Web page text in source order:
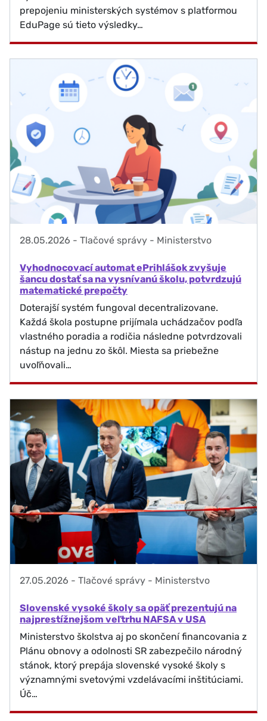
prepojeniu ministerských systémov s platformou
EduPage sú tieto výsledky…
28.05.2026 - Tlačové správy - Ministerstvo
Vyhodnocovací automat ePrihlášok zvyšuje
šancu dostať sa na vysnívanú školu, potvrdzujú
matematické prepočty
Doterajší systém fungoval decentralizovane.
Každá škola postupne prijímala uchádzačov podľa
vlastného poradia a rodičia následne potvrdzovali
nástup na jednu zo škôl. Miesta sa priebežne
uvoľňovali…
27.05.2026 - Tlačové správy - Ministerstvo
Slovenské vysoké školy sa opäť prezentujú na
najprestížnejšom veľtrhu NAFSA v USA
Ministerstvo školstva aj po skončení financovania z
Plánu obnovy a odolnosti SR zabezpečilo národný
stánok, ktorý prepája slovenské vysoké školy s
významnými svetovými vzdelávacími inštitúciami.
Úč…